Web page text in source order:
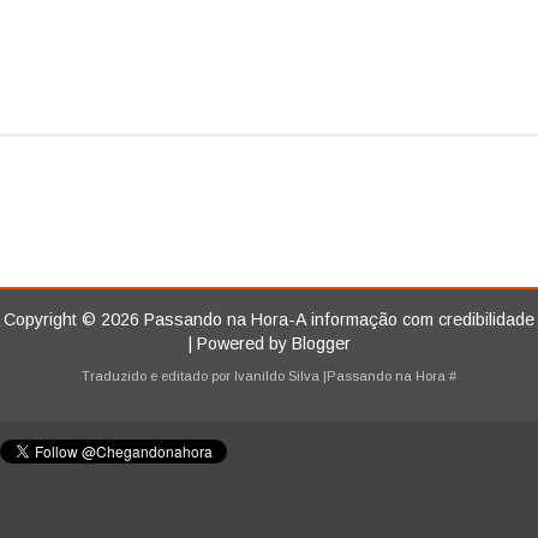
Copyright © 2026 Passando na Hora-A informação com credibilidade
| Powered by Blogger
Traduzido e editado por Ivanildo Silva |Passando na Hora #